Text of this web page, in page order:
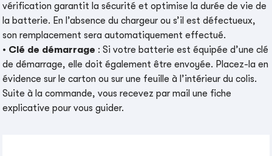
vérification garantit la sécurité et optimise la durée de vie de
la batterie. En l’absence du chargeur ou s’il est défectueux,
son remplacement sera automatiquement effectué.
• Clé de démarrage : Si votre batterie est équipée d’une clé
de démarrage, elle doit également être envoyée. Placez-la en
évidence sur le carton ou sur une feuille à l’intérieur du colis.
Suite à la commande, vous recevez par mail une fiche
explicative pour vous guider.